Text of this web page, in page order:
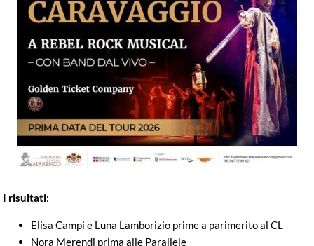
I risultati:
Elisa Campi e Luna Lamborizio prime a parimerito al CL
Nora Merendi prima alle Parallele